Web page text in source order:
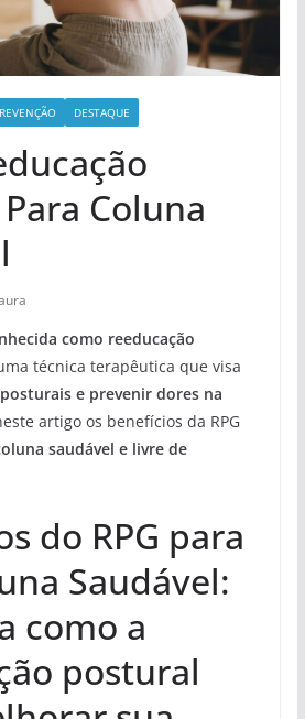
DESTAQUE
Coluna
como reeducação
técnica terapêutica que visa
e prevenir dores na
artigo os benefícios da RPG
saudável e livre de
do RPG para
Saudável:
como a
postural